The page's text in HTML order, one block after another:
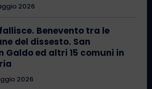
2026
Benevento tra le
del dissesto. San
Galdo ed altri 15 comuni in
2026